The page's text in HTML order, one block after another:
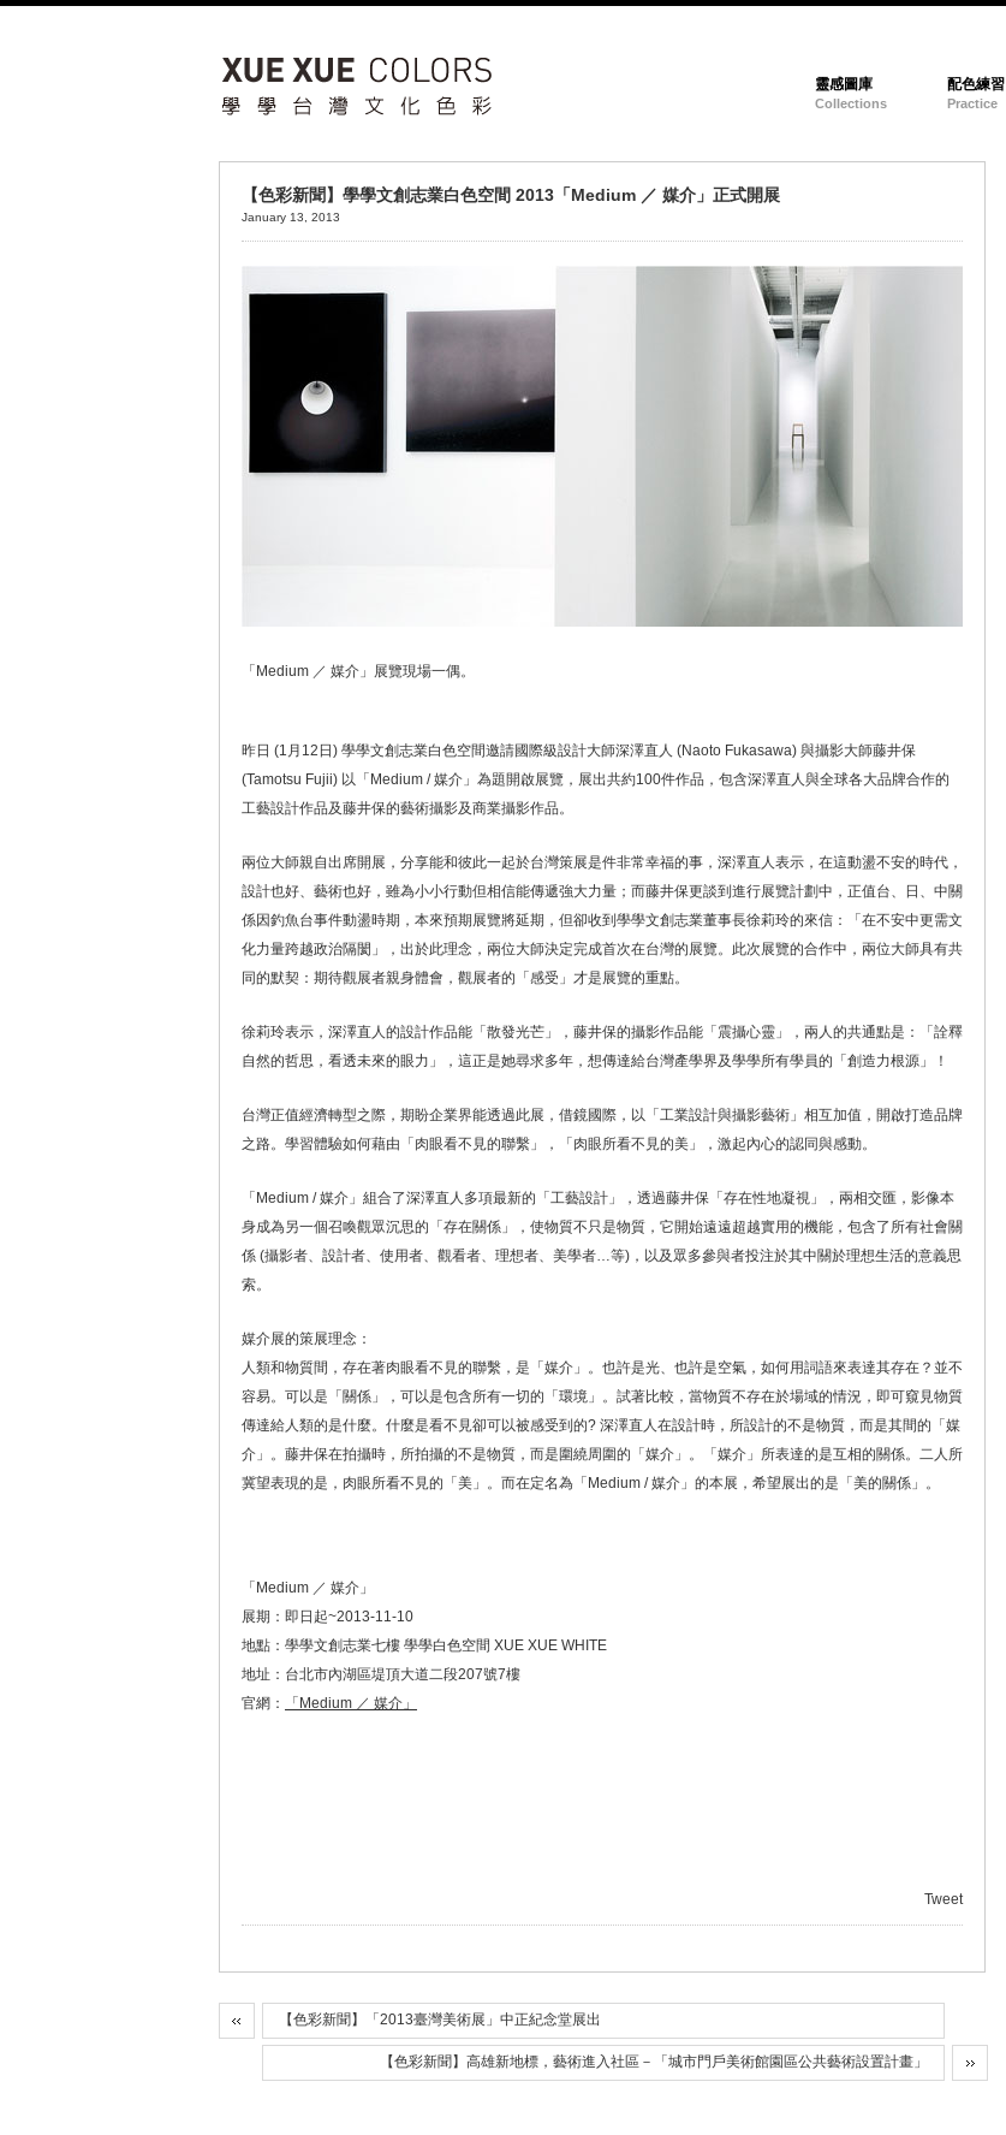
靈感圖庫
Collections
配色練習
Practice
【色彩新聞】學學文創志業白色空間 2013「Medium ／ 媒介」正式開展
January 13, 2013
「Medium ／ 媒介」展覽現場一偶。
昨日 (1月12日) 學學文創志業白色空間邀請國際級設計大師深澤直人 (Naoto Fukasawa) 與攝影大師藤井保
(Tamotsu Fujii) 以「Medium / 媒介」為題開啟展覽，展出共約100件作品，包含深澤直人與全球各大品牌合作的
工藝設計作品及藤井保的藝術攝影及商業攝影作品。
兩位大師親自出席開展，分享能和彼此一起於台灣策展是件非常幸福的事，深澤直人表示，在這動盪不安的時代，
設計也好、藝術也好，雖為小小行動但相信能傳遞強大力量；而藤井保更談到進行展覽計劃中，正值台、日、中關
係因釣魚台事件動盪時期，本來預期展覽將延期，但卻收到學學文創志業董事長徐莉玲的來信：「在不安中更需文
化力量跨越政治隔閡」，出於此理念，兩位大師決定完成首次在台灣的展覽。此次展覽的合作中，兩位大師具有共
同的默契：期待觀展者親身體會，觀展者的「感受」才是展覽的重點。
徐莉玲表示，深澤直人的設計作品能「散發光芒」，藤井保的攝影作品能「震攝心靈」，兩人的共通點是：「詮釋
自然的哲思，看透未來的眼力」，這正是她尋求多年，想傳達給台灣產學界及學學所有學員的「創造力根源」！
台灣正值經濟轉型之際，期盼企業界能透過此展，借鏡國際，以「工業設計與攝影藝術」相互加值，開啟打造品牌
之路。學習體驗如何藉由「肉眼看不見的聯繫」，「肉眼所看不見的美」，激起內心的認同與感動。
「Medium / 媒介」組合了深澤直人多項最新的「工藝設計」，透過藤井保「存在性地凝視」，兩相交匯，影像本
身成為另一個召喚觀眾沉思的「存在關係」，使物質不只是物質，它開始遠遠超越實用的機能，包含了所有社會關
係 (攝影者、設計者、使用者、觀看者、理想者、美學者…等)，以及眾多參與者投注於其中關於理想生活的意義思
索。
媒介展的策展理念：
人類和物質間，存在著肉眼看不見的聯繫，是「媒介」。也許是光、也許是空氣，如何用詞語來表達其存在？並不
容易。可以是「關係」，可以是包含所有一切的「環境」。試著比較，當物質不存在於場域的情況，即可窺見物質
傳達給人類的是什麼。什麼是看不見卻可以被感受到的? 深澤直人在設計時，所設計的不是物質，而是其間的「媒
介」。藤井保在拍攝時，所拍攝的不是物質，而是圍繞周圍的「媒介」。「媒介」所表達的是互相的關係。二人所
冀望表現的是，肉眼所看不見的「美」。而在定名為「Medium / 媒介」的本展，希望展出的是「美的關係」。
「Medium ／ 媒介」
展期：即日起~2013-11-10
地點：學學文創志業七樓 學學白色空間 XUE XUE WHITE
地址：台北市內湖區堤頂大道二段207號7樓
官網：
「Medium ／ 媒介」
Tweet
【色彩新聞】「2013臺灣美術展」中正紀念堂展出
【色彩新聞】高雄新地標，藝術進入社區－「城市門戶美術館園區公共藝術設置計畫」